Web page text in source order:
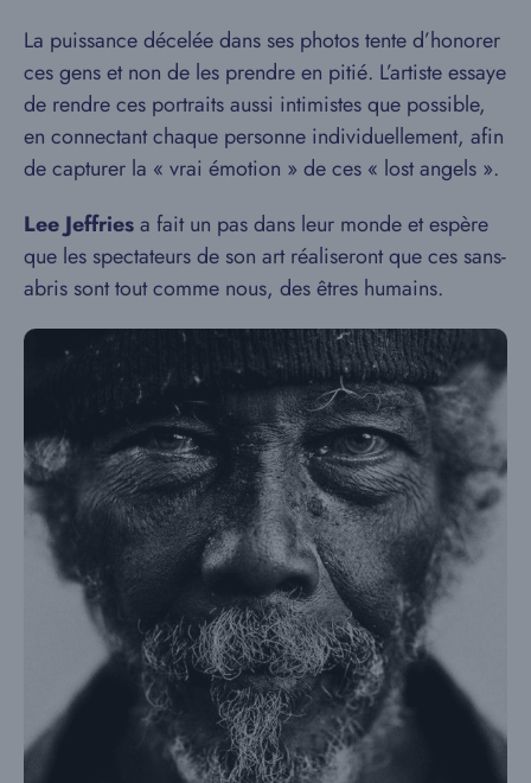
La puissance décelée dans ses photos tente d’honorer
ces gens et non de les prendre en pitié. L’artiste essaye
de rendre ces portraits aussi intimistes que possible,
en connectant chaque personne individuellement, afin
de capturer la « vrai émotion » de ces « lost angels ».
Lee Jeffriesa fait un pas dans leur monde et espère
que les spectateurs de son art réaliseront que ces sans-
abris sont tout comme nous, des êtres humains.